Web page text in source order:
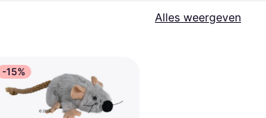
Alles weergeven
-15%